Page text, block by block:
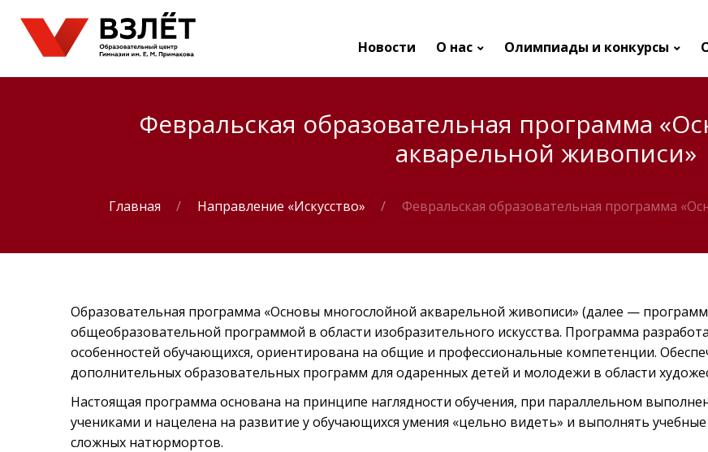
Новости О нас Олимпиады и конкурсы
Февральская образовательная программа
акварельной живописи»
Главная Направление «Искусство» Февральская образовательная программа
Образовательная программа «Основы многослойной акварельной живописи» (далее —
общеобразовательной программой в области изобразительного искусства. Программа
особенностей обучающихся, ориентирована на общие и профессиональные компетенции.
дополнительных образовательных программ для одаренных детей и молодежи в области
Настоящая программа основана на принципе наглядности обучения, при параллельном
учениками и нацелена на развитие у обучающихся умения «цельно видеть» и выполнять
сложных натюрмортов.